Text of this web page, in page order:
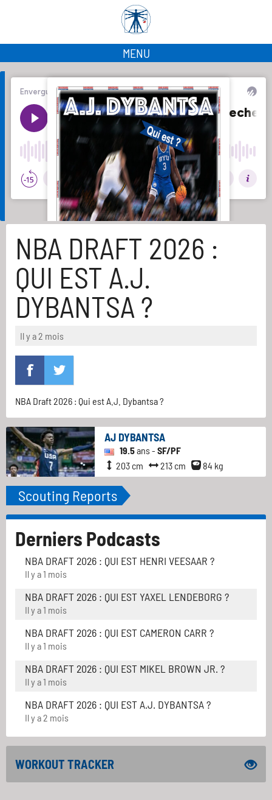
MENU
NBA DRAFT 2026 :
QUI EST A.J.
DYBANTSA ?
Il y a 2 mois
NBA Draft 2026 : Qui est A.J. Dybantsa ?
AJ DYBANTSA
19.5ans - SF/PF
203 cm
213 cm 84 kg
Scouting Reports
Derniers Podcasts
NBA DRAFT 2026 : QUI EST HENRI VEESAAR ?
Il y a 1 mois
NBA DRAFT 2026 : QUI EST YAXEL LENDEBORG ?
Il y a 1 mois
NBA DRAFT 2026 : QUI EST CAMERON CARR ?
Il y a 1 mois
NBA DRAFT 2026 : QUI EST MIKEL BROWN JR. ?
Il y a 1 mois
NBA DRAFT 2026 : QUI EST A.J. DYBANTSA ?
Il y a 2 mois
WORKOUT TRACKER